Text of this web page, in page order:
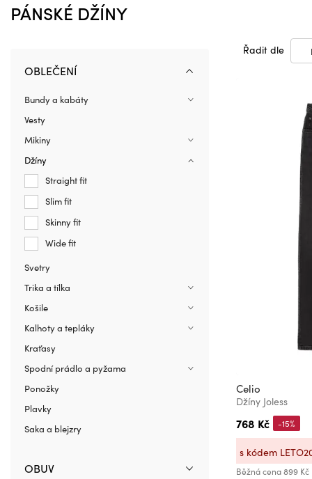
PÁNSKÉ DŽÍNY
Řadit dle
Celio
Džíny Joless
768 Kč
Běžná cena 899 Kč
-15%
s kódem
OBLEČENÍ
Bundy a kabáty
Vesty
Mikiny
Džíny
Straight fit
Slim fit
Skinny fit
Wide fit
Svetry
Trika a tílka
Košile
Kalhoty a tepláky
Kraťasy
Spodní prádlo a pyžama
Ponožky
Plavky
Saka a blejzry
OBUV